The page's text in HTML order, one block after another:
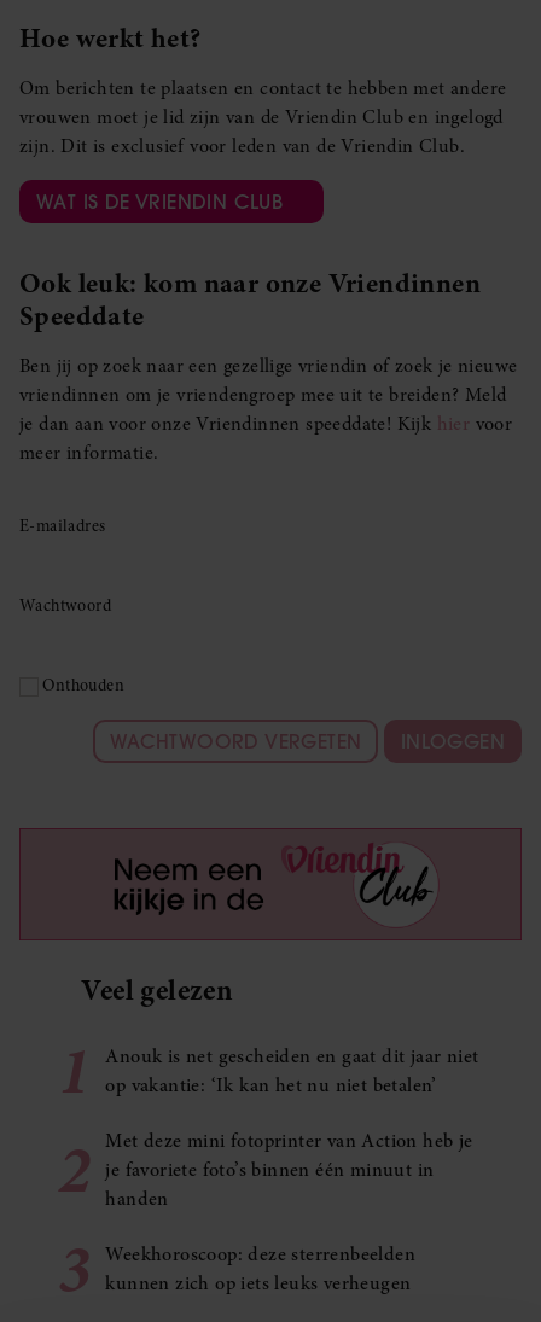
Hoe werkt het?
Om berichten te plaatsen en contact te hebben met andere
vrouwen moet je lid zijn van de Vriendin Club en ingelogd
zijn. Dit is exclusief voor leden van de Vriendin Club.
WAT IS DE VRIENDIN CLUB
Ook leuk: kom naar onze Vriendinnen
Speeddate
Ben jij op zoek naar een gezellige vriendin of zoek je nieuwe
vriendinnen om je vriendengroep mee uit te breiden? Meld
je dan aan voor onze Vriendinnen speeddate! Kijk hier voor
meer informatie.
E-mailadres
Wachtwoord
Onthouden
WACHTWOORD VERGETEN INLOGGEN
Veel gelezen
1
Anouk is net gescheiden en gaat dit jaar niet
op vakantie: ‘Ik kan het nu niet betalen’
2
Met deze mini fotoprinter van Action heb je
je favoriete foto’s binnen één minuut in
handen
3
Weekhoroscoop: deze sterrenbeelden
kunnen zich op iets leuks verheugen